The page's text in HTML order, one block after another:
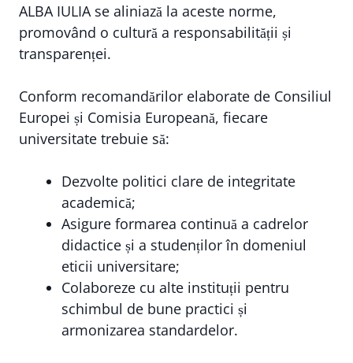
ALBA IULIA se aliniază la aceste norme,
promovând o cultură a responsabilității și
transparenței.
Conform recomandărilor elaborate de Consiliul
Europei și Comisia Europeană, fiecare
universitate trebuie să:
Dezvolte politici clare de integritate
academică;
Asigure formarea continuă a cadrelor
didactice și a studenților în domeniul
eticii universitare;
Colaboreze cu alte instituții pentru
schimbul de bune practici și
armonizarea standardelor.